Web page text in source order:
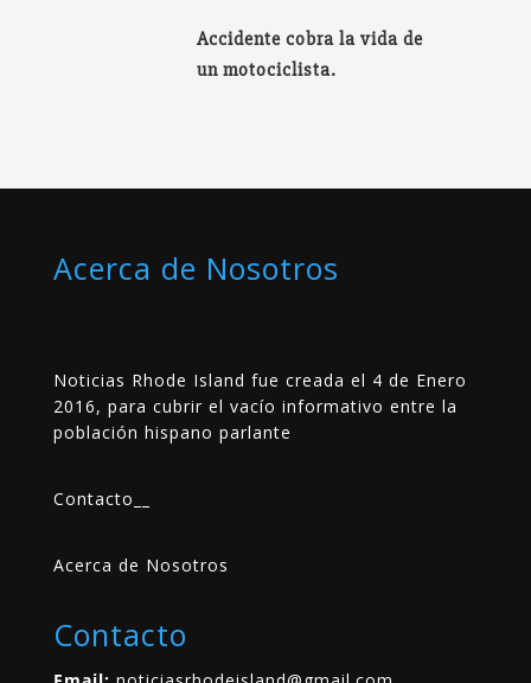
Accidente cobra la vida de
un motociclista.
Acerca de Nosotros
Noticias Rhode Island fue creada el 4 de Enero
2016, para cubrir el vacío informativo entre la
población hispano parlante
Contacto
Acerca de Nosotros
Contacto